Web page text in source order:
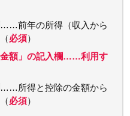
……前年の所得（収入から
必須）
額」の記入欄……利用す
……所得と控除の金額から
必須）